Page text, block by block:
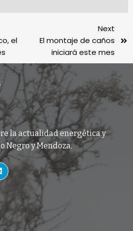
el
Next
El montaje de caños
iniciará este mes
la actualidad energética y
Negro y Mendoza.